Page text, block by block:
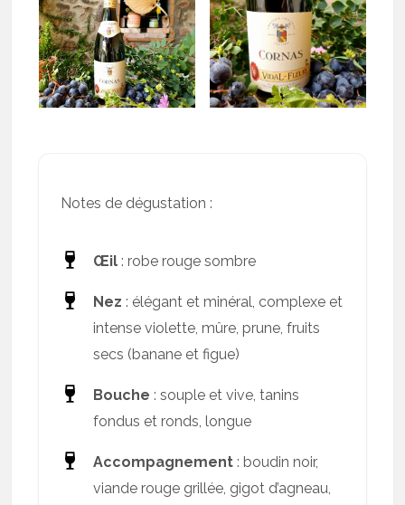
Notes de dégustation :
Œil: robe rouge sombre
Nez : élégant et minéral, complexe et
intense violette, mûre, prune, fruits
secs (banane et figue)
Bouche : souple et vive, tanins
fondus et ronds, longue
Accompagnement : boudin noir,
viande rouge grillée, gigot d’agneau,